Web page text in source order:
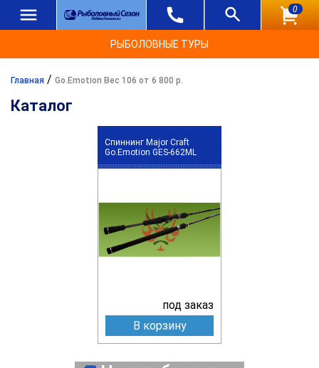
0
РЫБОЛОВНЫЕ ТУРЫ
Главная / Go.Emotion Вес 106 от 6 800 р.
Каталог
Спиннинг Major Craft
Go.Emotion GES-662ML
под заказ
В корзину